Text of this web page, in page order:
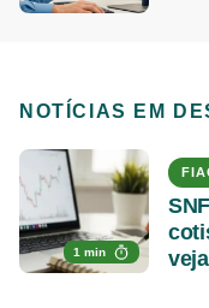
NOTÍCIAS EM
1 min